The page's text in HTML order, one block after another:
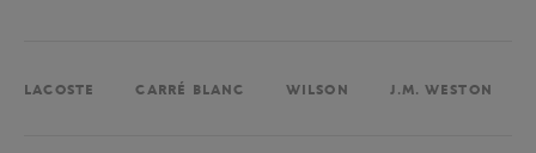
LACOSTE CARRÉ BLANC WILSON J.M. WESTON